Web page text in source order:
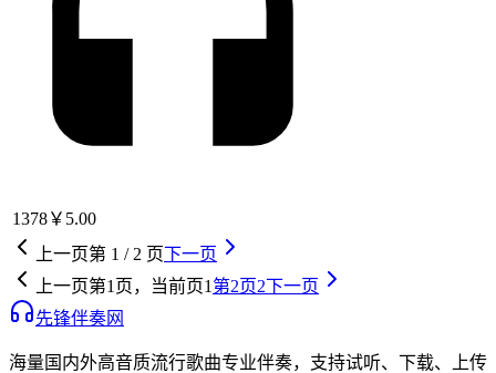
1378￥5.00
上一页第 1 / 2 页下一页
上一页第1 页，当前页1 第2页2下一页
先锋伴奏网
海量国内外高音质流行歌曲专业伴奏，支持试听、下载、上传